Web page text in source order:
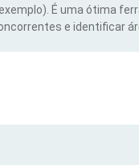
É uma ótima
e identificar